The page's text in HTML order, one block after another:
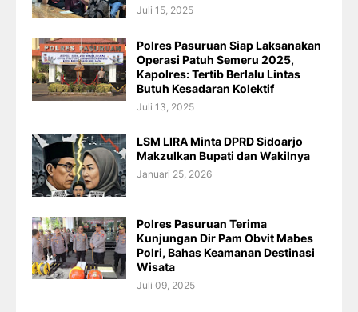
Juli 15, 2025
Polres Pasuruan Siap Laksanakan
Operasi Patuh Semeru 2025,
Kapolres: Tertib Berlalu Lintas
Butuh Kesadaran Kolektif
Juli 13, 2025
LSM LIRA Minta DPRD Sidoarjo
Makzulkan Bupati dan Wakilnya
Januari 25, 2026
Polres Pasuruan Terima
Kunjungan Dir Pam Obvit Mabes
Polri, Bahas Keamanan Destinasi
Wisata
Juli 09, 2025